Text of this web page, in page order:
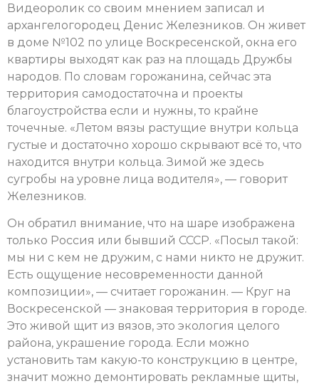
Видеоролик со своим мнением записал и
архангелогородец Денис Железников. Он живет
в доме №102 по улице Воскресенской, окна его
квартиры выходят как раз на площадь Дружбы
народов. По словам горожанина, сейчас эта
территория самодостаточна и проекты
благоустройства если и нужны, то крайне
точечные. «Летом вязы растущие внутри кольца
густые и достаточно хорошо скрывают всё то, что
находится внутри кольца. Зимой же здесь
сугробы на уровне лица водителя», — говорит
Железников.
Он обратил внимание, что на шаре изображена
только Россия или бывший СССР. «Посыл такой:
мы ни с кем не дружим, с нами никто не дружит.
Есть ощущение несовременности данной
композиции», — считает горожанин. — Круг на
Воскресенской — знаковая территория в городе.
Это живой щит из вязов, это экология целого
района, украшение города. Если можно
установить там какую-то конструкцию в центре,
значит можно демонтировать рекламные щиты,